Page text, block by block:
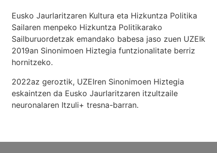
Eusko Jaurlaritzaren Kultura eta Hizkuntza Politika
Sailaren menpeko Hizkuntza Politikarako
Sailburuordetzak emandako babesa jaso zuen UZEIk
2019an Sinonimoen Hiztegia funtzionalitate berriz
hornitzeko.
2022az geroztik, UZEIren Sinonimoen Hiztegia
eskaintzen da Eusko Jaurlaritzaren itzultzaile
neuronalaren Itzuli+ tresna-barran.